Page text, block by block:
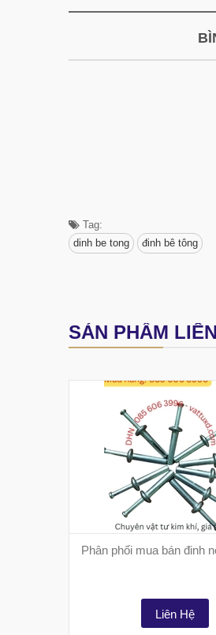
Tag:
dinh be tong
đinh bê tông
SẢN PHẨM
Phân phối mua bán đinh
Liên Hệ